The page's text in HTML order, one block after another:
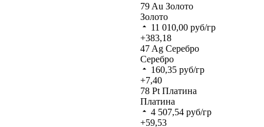
79 Au Золото
Золото
11 010,00 руб/гр
+383,18
47 Ag Серебро
Серебро
160,35 руб/гр
+7,40
78 Pt Платина
Платина
4 507,54 руб/гр
+59,53